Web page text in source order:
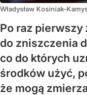
Władysław Kosiniak-
Po raz pierwszy
do zniszczenia
co do których
środków użyć,
że mogą